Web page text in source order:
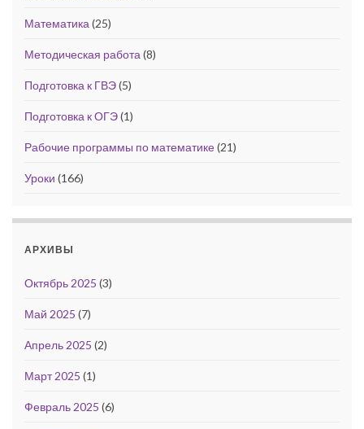
Математика (25)
Методическая работа (8)
Подготовка к ГВЭ(5)
Подготовка к ОГЭ(1)
Рабочие программы по математике(21)
Уроки (166)
АРХИВЫ
Октябрь 2025 (3)
Май 2025 (7)
Апрель 2025 (2)
Март 2025 (1)
Февраль 2025 (6)